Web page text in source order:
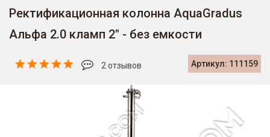
Ректификационная колонна AquaGradus
Альфа 2.0 кламп 2" - без емкости
Артикул: 111159
2 отзывов